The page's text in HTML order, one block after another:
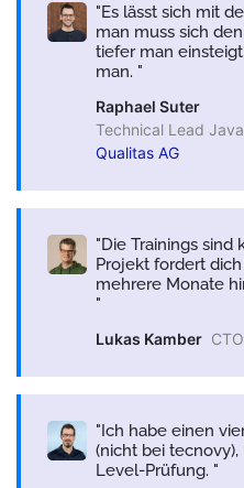
Es lässt sich mit
man muss sich
tiefer man
man.
Raphael Suter
Technical Lead
Qualitas AG
Die Trainings sind
Projekt fordert
mehrere Monate
Lukas Kamber
Ich habe einen
(nicht bei
Level-Prüfung.